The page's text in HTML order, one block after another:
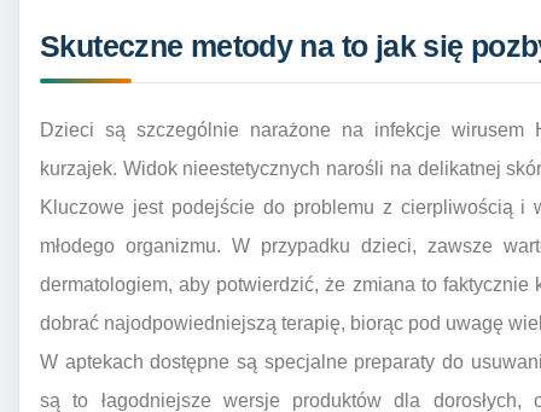
Skuteczne metody na to jak się
Dzieci są szczególnie narażone na infekcje wirusem
kurzajek. Widok nieestetycznych narośli na delikatnej
Kluczowe jest podejście do problemu z cierpliwością i
młodego organizmu. W przypadku dzieci, zawsze
dermatologiem, aby potwierdzić, że zmiana to
dobrać najodpowiedniejszą terapię, biorąc pod uwagę
W aptekach dostępne są specjalne preparaty do
są to łagodniejsze wersje produktów dla